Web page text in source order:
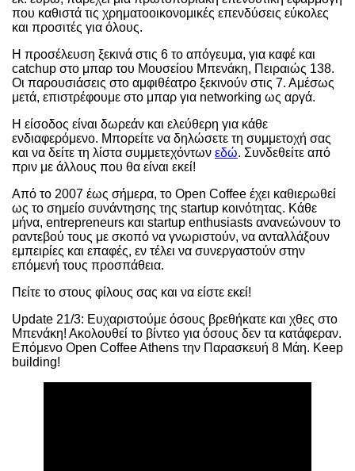
που καθιστά τις χρηματοοικονομικές επενδύσεις εύκολες
και προσιτές για όλους.
Η προσέλευση ξεκινά στις 6 το απόγευμα, για καφέ και
catchup στο μπαρ του Μουσείου Μπενάκη, Πειραιώς 138.
Οι παρουσιάσεις στο αμφιθέατρο ξεκινούν στις 7. Αμέσως
μετά, επιστρέφουμε στο μπαρ για networking ως αργά.
Η είσοδος είναι δωρεάν και ελεύθερη για κάθε
ενδιαφερόμενο. Μπορείτε να δηλώσετε τη συμμετοχή σας
και να δείτε τη λίστα συμμετεχόντων εδώ. Συνδεθείτε από
πριν με άλλους που θα είναι εκεί!
Από το 2007 έως σήμερα, το Open Coffee έχει καθιερωθεί
ως το σημείο συνάντησης της startup κοινότητας. Κάθε
μήνα, entrepreneurs και startup enthusiasts ανανεώνουν το
ραντεβού τους με σκοπό να γνωριστούν, να ανταλλάξουν
εμπειρίες και επαφές, εν τέλει να συνεργαστούν στην
επόμενή τους προσπάθεια.
Πείτε το στους φίλους σας και να είστε εκεί!
Update 21/3: Ευχαριστούμε όσους βρεθήκατε και χθες στο
Μπενάκη! Ακολουθεί το βίντεο για όσους δεν τα κατάφεραν.
Επόμενο Open Coffee Athens την Παρασκευή 8 Μάη. Keep
building!